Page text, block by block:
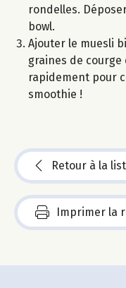
rondelles.
bowl.
Ajouter le muesli
graines de
rapidement pour
smoothie !
Retour à la
Imprimer la